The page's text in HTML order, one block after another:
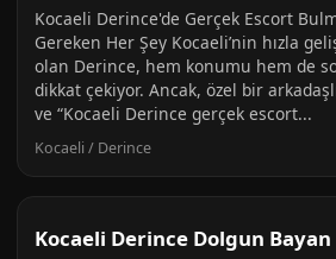
Kocaeli Derince'de Gerçek Escort
Gereken Her Şey Kocaeli’nin hızla
olan Derince, hem konumu hem de
dikkat çekiyor. Ancak, özel bir
ve “Kocaeli Derince gerçek escort...
Kocaeli / Derince
Kocaeli Derince Dolgun Bayan